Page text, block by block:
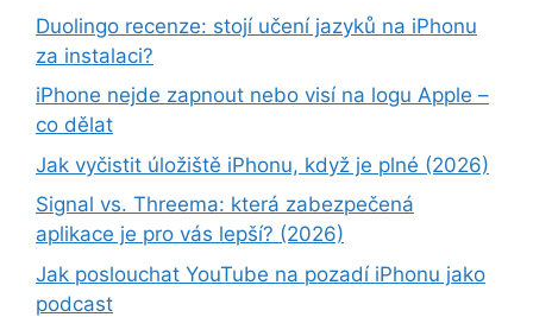
Duolingo recenze: stojí učení jazyků na iPhonu
za instalaci?
iPhone nejde zapnout nebo visí na logu Apple –
co dělat
Jak vyčistit úložiště iPhonu, když je plné (2026)
Signal vs. Threema: která zabezpečená
aplikace je pro vás lepší? (2026)
Jak poslouchat YouTube na pozadí iPhonu jako
podcast